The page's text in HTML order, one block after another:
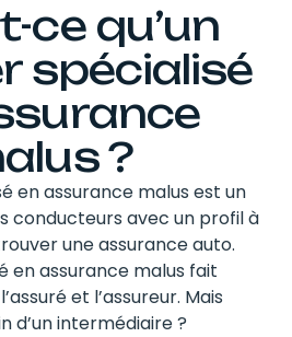
ce qu’un
spécialisé
?
en assurance malus est un
conducteurs avec un profil à
une assurance auto.
en assurance malus fait
et l’assureur. Mais
d’un intermédiaire ?